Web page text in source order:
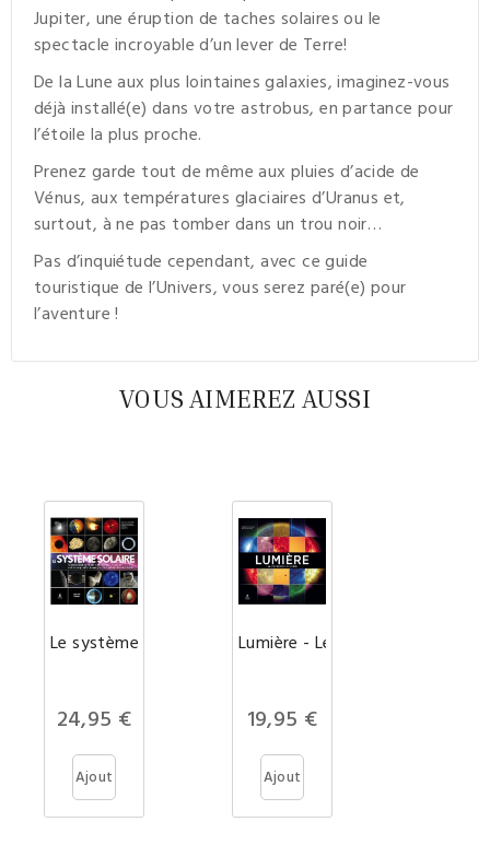
Jupiter, une éruption de taches solaires ou le
spectacle incroyable d’un lever de Terre!
De la Lune aux plus lointaines galaxies, imaginez-vous
déjà installé(e) dans votre astrobus, en partance pour
l’étoile la plus proche.
Prenez garde tout de même aux pluies d’acide de
Vénus, aux températures glaciaires d’Uranus et,
surtout, à ne pas tomber dans un trou noir…
Pas d’inquiétude cependant, avec ce guide
touristique de l’Univers, vous serez paré(e) pour
l’aventure !
VOUS AIMEREZ AUSSI
Prix
24,95 €
Ajout
er au
Lumière - Le spectre visible et
Prix
19,95 €
Ajout
er au